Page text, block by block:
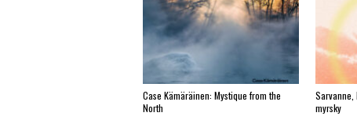
Case Kämäräinen: Mystique from the
North
Sarvanne,
myrsky